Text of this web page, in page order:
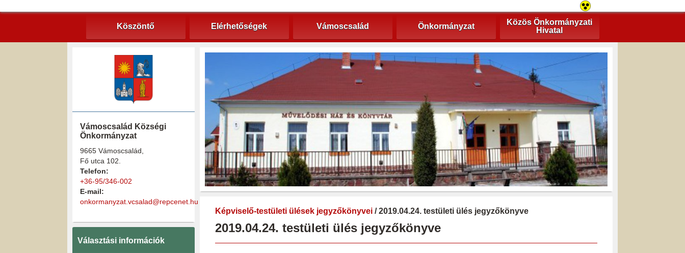
Köszöntő Elérhetőségek Vámoscsalád Önkormányzat
Közös Önkormányzati
Hivatal
Vámoscsalád Községi
Önkormányzat
9665 Vámoscsalád,
Fő utca 102.
Telefon:
+36-95/346-002
E-mail:
onkormanyzat.vcsalad@repcenet.hu
Választási információk
Képviselő-testületi ülések jegyzőkönyvei / 2019.04.24. testületi ülés jegyzőkönyve
2019.04.24. testületi ülés jegyzőkönyve